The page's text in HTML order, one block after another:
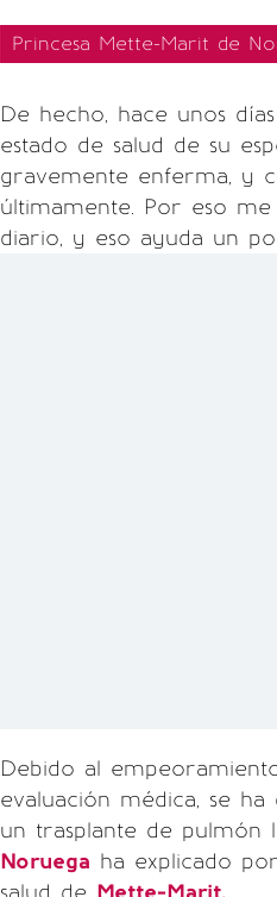
Princesa Mette-Marit de
De hecho, hace unos
estado de salud de su
gravemente enferma, y
últimamente. Por eso
diario, y eso ayuda un
Debido al
evaluación médica, se
un trasplante de pulmón
Noruega ha explicado